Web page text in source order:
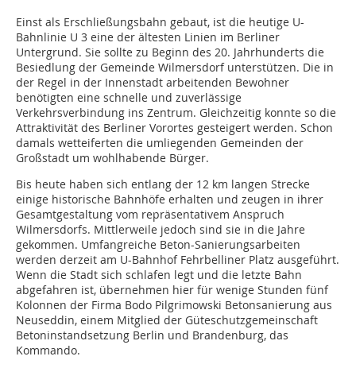
Einst als Erschließungsbahn gebaut, ist die heutige U-
Bahnlinie U 3 eine der ältesten Linien im Berliner
Untergrund. Sie sollte zu Beginn des 20. Jahrhunderts die
Besiedlung der Gemeinde Wilmersdorf unterstützen. Die in
der Regel in der Innenstadt arbeitenden Bewohner
benötigten eine schnelle und zuverlässige
Verkehrsverbindung ins Zentrum. Gleichzeitig konnte so die
Attraktivität des Berliner Vorortes gesteigert werden. Schon
damals wetteiferten die umliegenden Gemeinden der
Großstadt um wohlhabende Bürger.
Bis heute haben sich entlang der 12 km langen Strecke
einige historische Bahnhöfe erhalten und zeugen in ihrer
Gesamtgestaltung vom repräsentativem Anspruch
Wilmersdorfs. Mittlerweile jedoch sind sie in die Jahre
gekommen. Umfangreiche Beton-Sanierungsarbeiten
werden derzeit am U-Bahnhof Fehrbelliner Platz ausgeführt.
Wenn die Stadt sich schlafen legt und die letzte Bahn
abgefahren ist, übernehmen hier für wenige Stunden fünf
Kolonnen der Firma Bodo Pilgrimowski Betonsanierung aus
Neuseddin, einem Mitglied der Güteschutzgemeinschaft
Betoninstandsetzung Berlin und Brandenburg, das
Kommando.